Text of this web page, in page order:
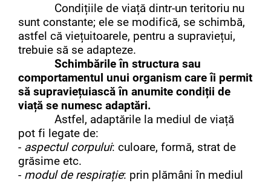
Condițiile de viață dintr-un teritoriu nu
sunt constante; ele se modifică, se schimbă,
astfel că viețuitoarele, pentru a supraviețui,
trebuie să se adapteze.
Schimbările în structura sau
comportamentul unui organism care îi permit
să supraviețuiască în anumite condiții de
viață se numesc adaptări.
Astfel, adaptările la mediul de viață
pot fi legate de:
- aspectul corpului: culoare, formă, strat de
grăsime etc.
- modul de respirație: prin plămâni în mediul